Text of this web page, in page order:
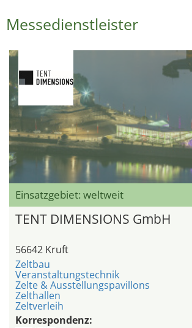
Messedienstleister
Einsatzgebiet: weltweit
TENT DIMENSIONS GmbH
56642 Kruft
Zeltbau
Veranstaltungstechnik
Zelte & Ausstellungspavillons
Zelthallen
Zeltverleih
Korrespondenz: